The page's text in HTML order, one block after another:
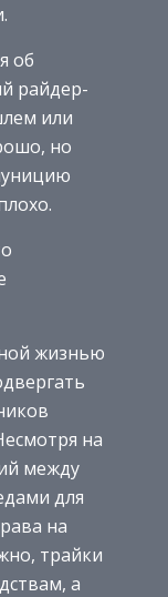
об
райдер-
или
но
жизнью
на
между
для
на
трайки
а